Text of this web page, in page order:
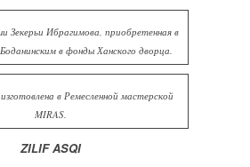
Зекерьи Ибрагимова, приобретенная в
в фонды Ханского дворца.
в Ремесленной мастерской
MIRAS.
ZILIF ASQI